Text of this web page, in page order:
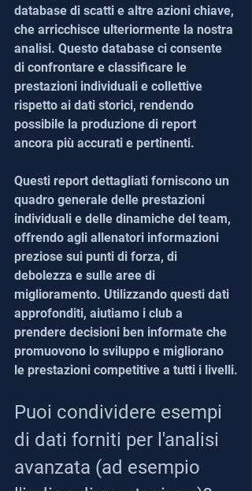
database di scatti e altre azioni chiave,
che arricchisce ulteriormente la nostra
analisi. Questo database ci consente
di confrontare e classificare le
prestazioni individuali e collettive
rispetto ai dati storici, rendendo
possibile la produzione di report
ancora più accurati e pertinenti.
Questi report dettagliati forniscono un
quadro generale delle prestazioni
individuali e delle dinamiche del team,
offrendo agli allenatori informazioni
preziose sui punti di forza, di
debolezza e sulle aree di
miglioramento. Utilizzando questi dati
approfonditi, aiutiamo i club a
prendere decisioni ben informate che
promuovono lo sviluppo e migliorano
le prestazioni competitive a tutti i livelli.
Puoi condividere esempi
di dati forniti per l'analisi
avanzata (ad esempio